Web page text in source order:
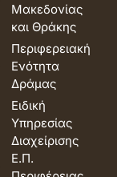
Μακεδονίας
και Θράκης
Περιφερειακή
Ενότητα
Δράμας
Ειδική
Υπηρεσίας
Διαχείρισης
Ε.Π.